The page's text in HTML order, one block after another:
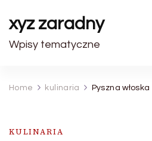
xyz zaradny
Wpisy tematyczne
Home kulinaria Pyszna
KULINARIA